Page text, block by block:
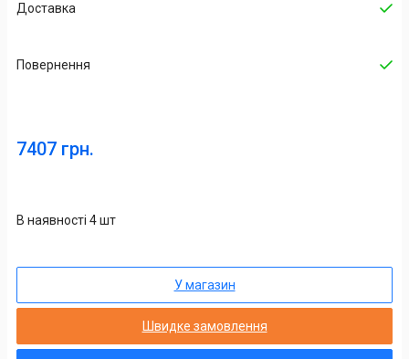
Доставка
Повернення
7407 грн.
В наявності 4 шт
У магазин
Швидке замовлення